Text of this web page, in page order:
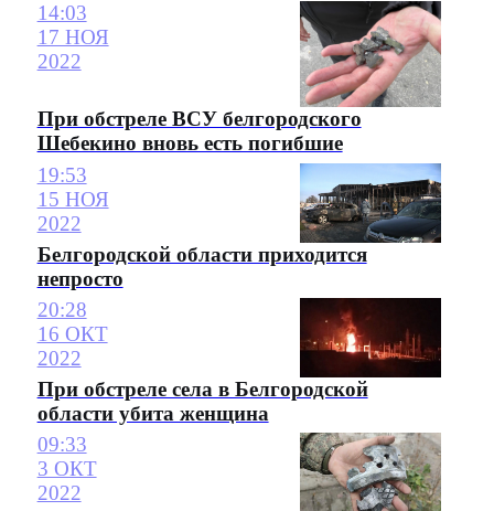
14:03
17 НОЯ
2022
При обстреле ВСУ белгородского
Шебекино вновь есть погибшие
19:53
15 НОЯ
2022
Белгородской области приходится
непросто
20:28
16 ОКТ
2022
При обстреле села в Белгородской
области убита женщина
09:33
3 ОКТ
2022